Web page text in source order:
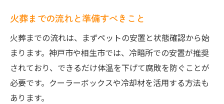
適切な火葬日数と安置方法を知る秘訣
ペット火葬は何日後が理想なのか解説
季節別ペット火葬までの安置方法の工夫
安置期間と火葬日数の決め方ポイント
仕事や家族の都合に合わせた火葬日程調整
火葬までの流れと準備すべきこと
火葬までの流れは、まずペットの安置と状態確認から始
まります。神戸市や相生市では、冷暗所での安置が推奨
されており、できるだけ体温を下げて腐敗を防ぐことが
必要です。クーラーボックスや冷却材を活用する方法も
あります。